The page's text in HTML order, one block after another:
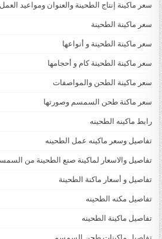
سعر ماكينة إنتاج الطحينة والعنوان ومواعيد العمل
سعر ماكينة الطحينة
سعر ماكينة الطحينة و أنواعها
سعر ماكينة الطحينة كام و أحجامها
سعر ماكينة الطحن والمواصفات
سعر ماكنة طحن السمسم وصورتها
رابط ماكينه الطحينه
تفاصيل وسعر ماكينه عمل الطحينه
تفاصيل والاسعار لماكينة صنع الطحينة من
تفاصيل و أسعار ماكنة الطحينة
تفاصيل مكنه الطحينه
تفاصيل ماكينة الطحينه